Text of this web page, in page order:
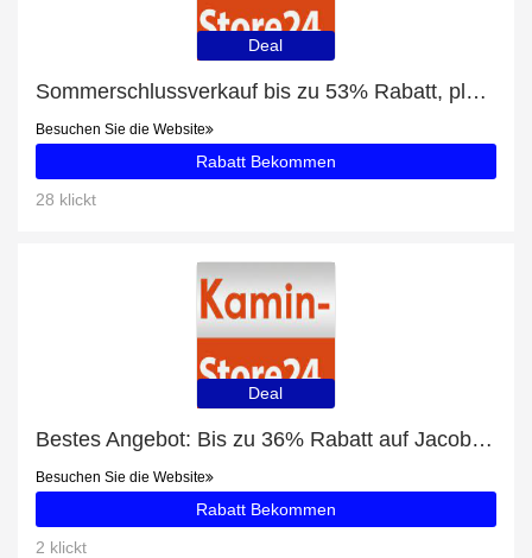
Deal
Sommerschlussverkauf bis zu 53% Rabatt, plus Ofenrohre für Pelletöfen mit 5% Rabatt
Besuchen Sie die Website
Rabatt Bekommen
28 klickt
Deal
Bestes Angebot: Bis zu 36% Rabatt auf Jacobus Kaminofen 6 kW
Besuchen Sie die Website
Rabatt Bekommen
2 klickt